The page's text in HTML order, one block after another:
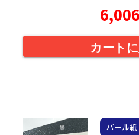
カート
パール紙